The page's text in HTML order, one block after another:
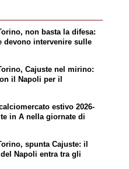
non basta la difesa:
devono intervenire sulle
Cajuste nel mirino:
il Napoli per il
estivo 2026-
in A nella giornate di
spunta Cajuste: il
Napoli entra tra gli